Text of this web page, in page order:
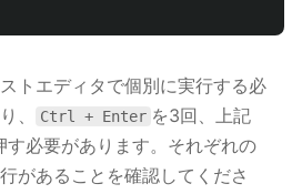
トエディタで個別に実行する必
、
Ctrl + Enter を3回、上記
す必要があります。それぞれの
があることを確認してくださ